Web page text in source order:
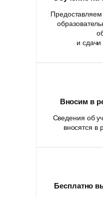
Предоставляем
и сдачи
Вносим в
Сведения об
вносятся
Бесплатно